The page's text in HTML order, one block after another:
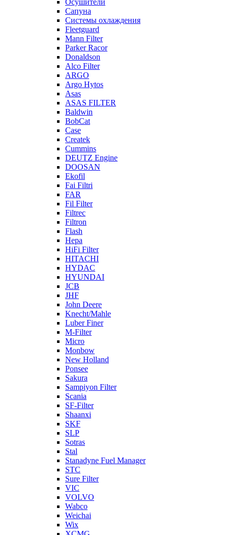
Осушители
Сапуна
Системы охлаждения
Fleetguard
Mann Filter
Parker Racor
Donaldson
Alco Filter
ARGO
Argo Hytos
Asas
ASAS FILTER
Baldwin
BobCat
Case
Createk
Cummins
DEUTZ Engine
DOOSAN
Ekofil
Fai Filtri
FAR
Fil Filter
Filtrec
Filtron
Flash
Hepa
HiFi Filter
HITACHI
HYDAC
HYUNDAI
JCB
JHF
John Deere
Knecht/Mahle
Luber Finer
M-Filter
Micro
Monbow
New Holland
Ponsee
Sakura
Sampiyon Filter
Scania
SF-Filter
Shaanxi
SKF
SLP
Sotras
Stal
Stanadyne Fuel Manager
STC
Sure Filter
VIC
VOLVO
Wabco
Weichai
Wix